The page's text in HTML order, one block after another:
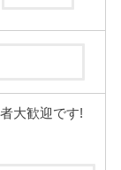
大歓迎です!